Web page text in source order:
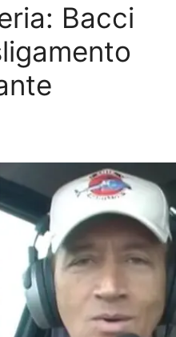
Bacci